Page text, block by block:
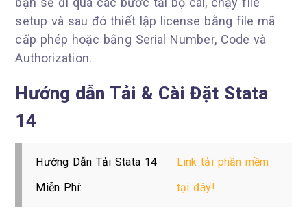
setup và sau đó thiết lập license bằng file mã
cấp phép hoặc bằng Serial Number, Code và
Authorization.
Hướng dẫn Tải & Cài Đặt Stata
14
Hướng Dẫn Tải Stata 14
Miễn Phí:
Link tải phần mềm
tại đây!